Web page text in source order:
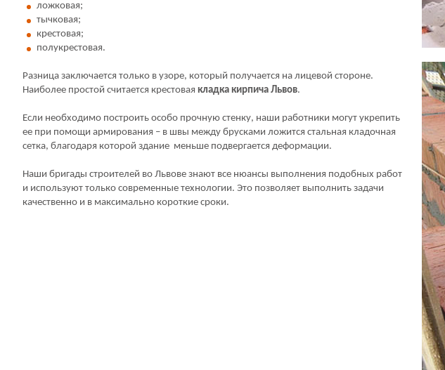
ложковая;
тычковая;
крестовая;
полукрестовая.
Разница заключается только в узоре, который получается на лицевой стороне.
Наиболее простой считается крестовая кладка кирпича Львов.
Если необходимо построить особо прочную стенку, наши работники могут укрепить
ее при помощи армирования – в швы между брусками ложится стальная кладочная
сетка, благодаря которой здание меньше подвергается деформации.
Наши бригады строителей во Львове знают все нюансы выполнения подобных работ
и используют только современные технологии. Это позволяет выполнить задачи
качественно и в максимально короткие сроки.